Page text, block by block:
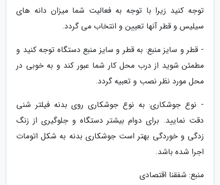
توجه کنید زیرا با توجه به فعالیت شما میزان دانه های
سیلیس و قطر آنها تعیین و انتخاب می گردد.
- قطر و سایز منبع: به قطر و سایز منبع دستگاه توجه کنید و
مطمئن شوید از درب محل کار شما عبور کند و به خوبی در
محل مورد نظر نصب و تعبیه گردد.
- نوع جوشکاری: به نوع جوشکاری روی بدنه فیلتر شنی
دقت نمایید. برای دوام بیشتر دستگاه و جلوگیری از زنگ
زدگی و خوردگی بهتر است جوشکاری بدنه به شکل اتومات
اجرا شده باشد.
منبع: شفقنا اقتصادی